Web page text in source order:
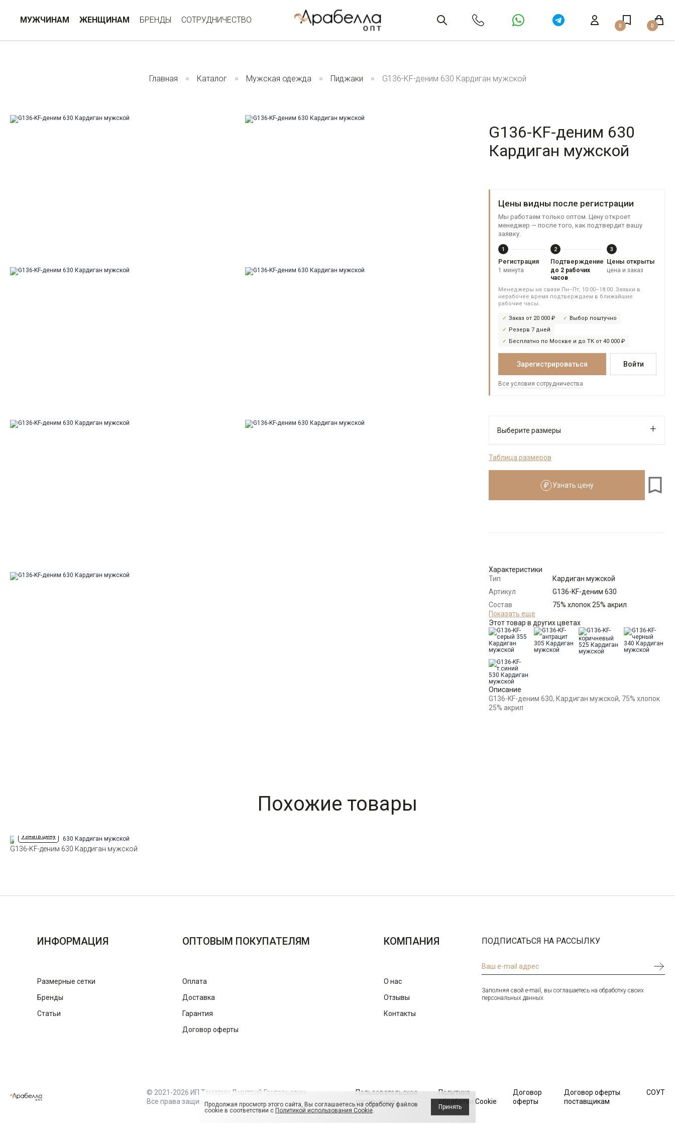
МУЖЧИНАМ ЖЕНЩИНАМ БРЕНДЫ СОТРУДНИЧЕСТВО
0 0
Главная Каталог Мужская одежда Пиджаки G136-KF-деним 630 Кардиган мужской
G136-KF-деним 630
Кардиган мужской
Цены видны после регистрации
Мы работаем только оптом. Цену откроет
менеджер — после того, как подтвердит вашу
заявку.
1
Регистрация
1 минута
2
Подтверждение
до 2 рабочих
часов
3
Цены открыты
цена и заказ
Менеджеры на связи Пн–Пт, 10:00–18:00. Заявки в
нерабочее время подтверждаем в ближайшие
рабочие часы.
Заказ от 20 000 ₽
Выбор поштучно
Резерв 7 дней
Бесплатно по Москве и до ТК от 40 000 ₽
Зарегистрироваться Войти
Все условия сотрудничества
Выберите размеры
- +
52
54 - + 16
56
58 - + 4
Таблица размеров
Узнать цену
Характеристики
Тип
Кардиган мужской
Артикул
G136-KF-деним 630
Состав
сырья
75% хлопок 25% акрил
Бренд
GREG
Модель
Классическая
Цвет
Деним
Ворот
Силуэт
Показать еще
Этот товар в других цветах
Описание
G136-KF-деним 630, Кардиган мужской, 75% хлопок
25% акрил
Похожие товары
Узнать цену
G136-KF-деним 630 Кардиган мужской
ИНФОРМАЦИЯ
Размерные сетки
Бренды
Статьи
ОПТОВЫМ ПОКУПАТЕЛЯМ
Оплата
Доставка
Гарантия
Договор оферты
КОМПАНИЯ
О нас
Отзывы
Контакты
ПОДПИСАТЬСЯ НА РАССЫЛКУ
Заполняя свой e-mail, вы соглашаетесь на обработку своих
персональных данных
© 2021-2026 ИП Тамарин Дмитрий Григорьевич.
Все права защищены
Пользовательское
соглашение
Политика
обработки Cookie
Договор
оферты
Договор оферты
поставщикам
СОУТ
Продолжая просмотр этого сайта, Вы соглашаетесь на обработку файлов
cookie в соответствии с Политикой использования Cookie. Принять